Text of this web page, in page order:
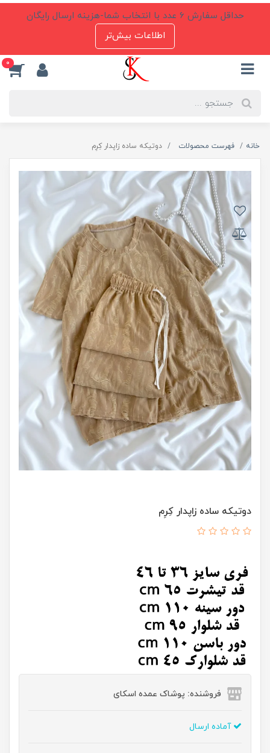
حداقل سفارش 6 عدد با انتخاب شما-هزینه ارسال رایگان
اطلاعات بیش‌تر
0
خانه فهرست محصولات دوتیکه ساده زاپدار کِرِم
دوتیکه ساده زاپدار کِرِم
فروشنده: پوشاک عمده اسکای
آماده ارسال